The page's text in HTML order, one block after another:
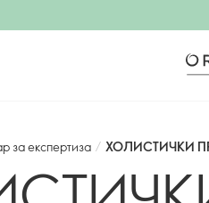
за експертиза / ХОЛИСТИЧКИ